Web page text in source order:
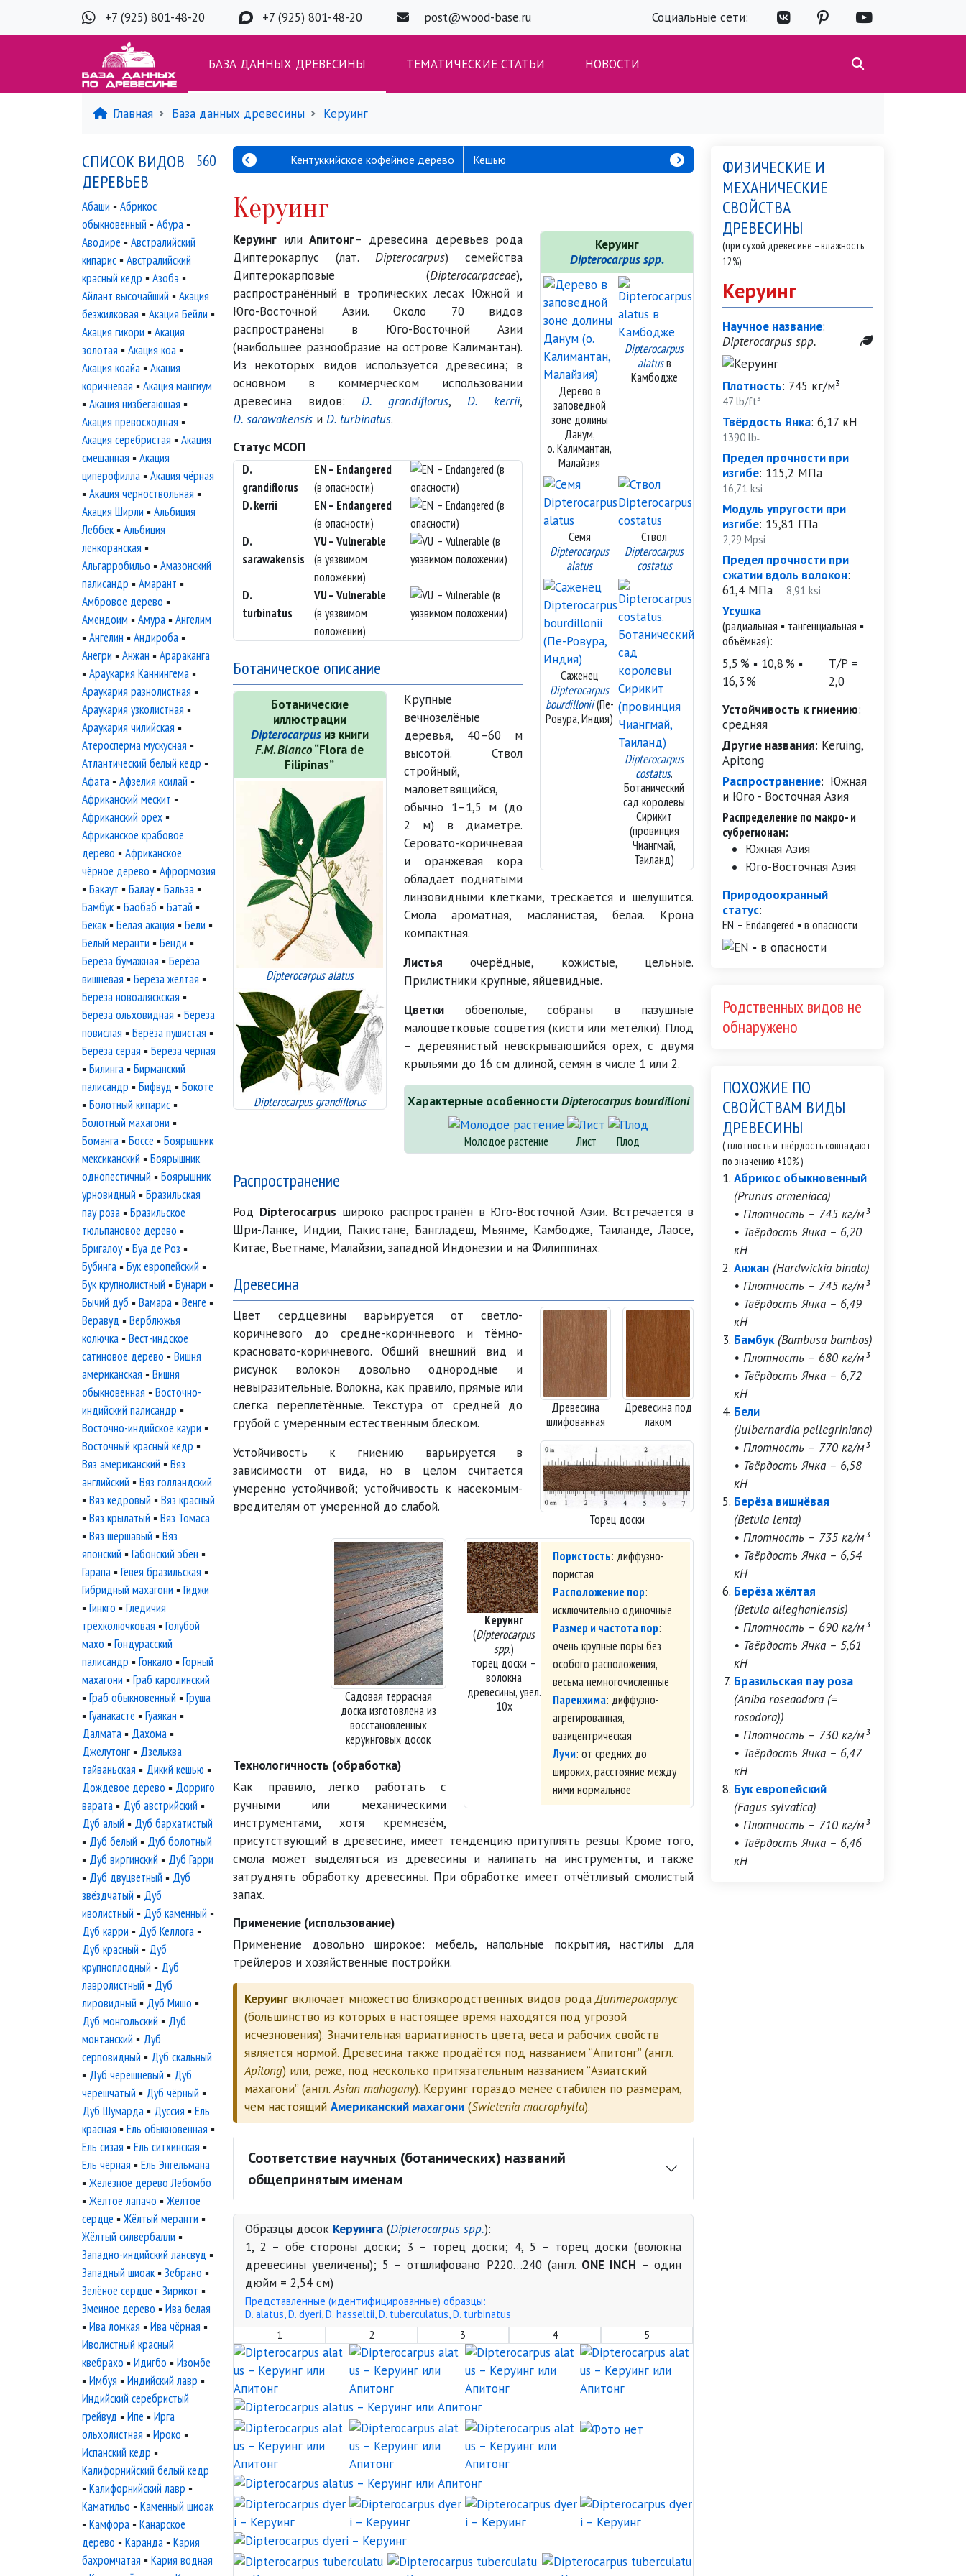
+7 (925) 801-48-20 +7 (925) 801-48-20 post@wood-base.ru Социальные сети:
БАЗА ДАННЫХ ДРЕВЕСИНЫ ТЕМАТИЧЕСКИЕ СТАТЬИ НОВОСТИ
Главная База данных древесины Керуинг
Кентуккийское кофейное дерево Кешью
Керуинг
Керуинг
Dipterocarpus spp.
Дерево в
заповедной
зоне долины
Данум,
о. Калимантан,
Малайзия
Dipterocarpus
alatusв
Камбодже
Семя
Dipterocarpus
alatus
Ствол
Dipterocarpus
costatus
Саженец
Dipterocarpus
bourdillonii(Пе-
Ровура, Индия)
Dipterocarpus
costatus.
Ботанический
сад королевы
Сирикит
(провинция
Чиангмай,
Таиланд)
Керуинг илиАпитонг– древесина деревьев рода
Диптерокарпус (лат.Dipterocarpus) семейства
Диптерокарповые (Dipterocarpaceae),
распространённый в тропических лесах Южной и
Юго-Восточной Азии. Около 70 видов
распространены в Юго-Восточной Азии
(наибольшее разнообразие на острове Калимантан).
Из некоторых видов используется древесина; в
основном в коммерческом использовании
древесина видов:D. grandiflorus,D. kerrii,
D. sarawakensis и D. turbinatus.
Статус МСОП
D.
grandiflorus
EN – Endangered
(в опасности)
D. kerrii
EN – Endangered
(в опасности)
D.
sarawakensis
VU – Vulnerable
(в уязвимом
положении)
D.
turbinatus
VU – Vulnerable
(в уязвимом
положении)
Ботаническое описание
Ботанические
иллюстрации
Dipterocarpusиз книги
F. M. Blanco“Flora de
Filipinas”
Dipterocarpus alatus
Dipterocarpus grandiflorus
Крупные
вечнозелёные
деревья, 40–60 м
высотой. Ствол
стройный,
маловетвящийся,
обычно 1–1,5 м (до
2 м) в диаметре.
Серовато-коричневая
и оранжевая кора
обладает поднятыми
линзовидными клетками, трескается и шелушится.
Смола ароматная, маслянистая, белая. Крона
компактная.
Листья очерёдные, кожистые, цельные.
Прилистники крупные, яйцевидные.
Цветкиобоеполые, собраны в пазушные
малоцветковые соцветия (кисти или метёлки). Плод
– деревянистый невскрывающийся орех, с двумя
крыльями до 16 см длиной, семян в числе 1 или 2.
Характерные особенностиDipterocarpus bourdilloni
Молодое растение Лист Плод
Распространение
Род Dipterocarpus широко распространён в Юго-Восточной Азии. Встречается в
Шри-Ланке, Индии, Пакистане, Бангладеш, Мьянме, Камбодже, Таиланде, Лаосе,
Китае, Вьетнаме, Малайзии, западной Индонезии и на Филиппинах.
Древесина
Древесина
шлифованная
Древесина под
лаком
Торец доски
Керуинг
(Dipterocarpus
spp.)
торец доски –
волокна
древесины, увел.
10х
Пористость: диффузно-
пористая
Расположение пор:
исключительно одиночные
Размер и частота пор:
очень крупные поры без
особого расположения,
весьма немногочисленные
Паренхима: диффузно-
агрегированная,
вазицентрическая
Лучи: от средних до
широких, расстояние между
ними нормальное
Садовая террасная
доска изготовлена из
восстановленных
керуинговых досок
Цвет сердцевины варьируется от светло-
коричневого до средне-коричневого и тёмно-
красновато-коричневого. Общий внешний вид и
рисунок волокон довольно однородные и
невыразительные. Волокна, как правило, прямые или
слегка переплетённые. Текстура от средней до
грубой с умеренным естественным блеском.
Устойчивость к гниению варьируется в
зависимости от вида, но в целом считается
умеренно устойчивой; устойчивость к насекомым-
вредителям от умеренной до слабой.
Технологичность (обработка)
Как правило, легко работать с
ручными или механическими
инструментами, хотя кремнезём,
присутствующий в древесине, имеет тенденцию притуплять резцы. Кроме того,
смола может выделяться из древесины и налипать на инструменты, и также
затруднять обработку древесины. При обработке имеет отчётливый смолистый
запах.
Применение (использование)
Применение довольно широкое: мебель, напольные покрытия, настилы для
трейлеров и хозяйственные постройки.
Керуинг включает множество близкородственных видов родаДиптерокарпус
(большинство из которых в настоящее время находятся под угрозой
исчезновения). Значительная вариативность цвета, веса и рабочих свойств
является нормой. Древесина также продаётся под названием “Апитонг” (англ.
Apitong) или, реже, под несколько притязательным названием “Азиатский
махагони” (англ.Asian mahogany). Керуинг гораздо менее стабилен по размерам,
чем настоящий Американский махагони (Swietenia macrophylla).
Соответствие научных (ботанических) названий
общепринятым именам
Образцы досок Керуинга (Dipterocarpus spp.):
1, 2 – обе стороны доски; 3 – торец доски; 4, 5 – торец доски (волокна
древесины увеличены); 5 – отшлифовано P220…240 (англ. ONE INCH – один
дюйм = 2,54 см)
Представленные (идентифицированные) образцы:
D. alatus, D. dyeri, D. hasseltii, D. tuberculatus, D. turbinatus
1
2 3 4 5
Dipterocarpus alatus – Керуинг или Апитонг
Dipterocarpus alatus – Керуинг или АпитонгDipterocarpus alatus – Керуинг или Апитонг
Dipterocarpus alatus – Керуинг или Апитонг
Dipterocarpus alatus – Керуинг или Апитонг
Dipterocarpus alatus – Керуинг или АпитонгDipterocarpus alatus – Керуинг или Апитонг
Dipterocarpus alatus – Керуинг или Апитонг
Dipterocarpus dyeri – КеруингDipterocarpus dyeri – КеруингDipterocarpus dyeri – Керуинг
Dipterocarpus dyeri – Керуинг
Dipterocarpus tuberculatus – КеруингDipterocarpus tuberculatus – Керуинг
СПИСОК ВИДОВ
ДЕРЕВЬЕВ
560
Абаши ▪Абрикос
обыкновенный ▪Абура ▪
Аводире ▪Австралийский
кипарис ▪Австралийский
красный кедр ▪Азобэ ▪
Айлант высочайший ▪Акация
безжилковая ▪Акация Бейли ▪
Акация гикори ▪Акация
золотая ▪Акация коа ▪
Акация коайа ▪Акация
коричневая ▪Акация мангиум
▪Акация низбегающая ▪
Акация превосходная ▪
Акация серебристая ▪Акация
смешанная ▪Акация
циперофилла ▪Акация чёрная
▪Акация черноствольная ▪
Акация Ширли ▪Альбиция
Леббек ▪Альбиция
ленкоранская ▪
Альгарробильо ▪Амазонский
палисандр ▪Амарант ▪
Амбровое дерево ▪
Амендоим ▪Амура ▪Ангелим
▪Ангелин ▪Андироба ▪
Анегри ▪Анжан ▪Арараканга
▪Араукария Каннингема ▪
Араукария разнолистная ▪
Араукария узколистная ▪
Араукария чилийская ▪
Атеросперма мускусная ▪
Атлантический белый кедр ▪
Афата ▪Афзелия ксилай ▪
Африканский мескит ▪
Африканский орех ▪
Африканское крабовое
дерево ▪Африканское
чёрное дерево ▪Афрормозия
▪Бакаут ▪Балау▪Бальза ▪
Бамбук ▪Баобаб ▪Батай ▪
Бекак ▪Белая акация ▪Бели ▪
Белый меранти ▪Бенди ▪
Берёза бумажная ▪Берёза
вишнёвая ▪Берёза жёлтая ▪
Берёза новоаляскская ▪
Берёза ольховидная ▪Берёза
повислая ▪Берёза пушистая ▪
Берёза серая ▪Берёза чёрная
▪Билинга ▪Бирманский
палисандр ▪Бифвуд ▪Бокоте
▪Болотный кипарис ▪
Болотный махагони ▪
Боманга ▪Боссе ▪Боярышник
мексиканский ▪Боярышник
однопестичный ▪Боярышник
урновидный ▪Бразильская
пау роза ▪Бразильское
тюльпановое дерево ▪
Бригалоу▪Буа де Роз ▪
Бубинга ▪Бук европейский ▪
Бук крупнолистный ▪Бунари ▪
Бычий дуб ▪Вамара ▪Венге ▪
Веравуд ▪Верблюжья
колючка ▪Вест-индское
сатиновое дерево ▪Вишня
американская ▪Вишня
обыкновенная ▪Восточно-
индийский палисандр ▪
Восточно-индийское каури ▪
Восточный красный кедр ▪
Вяз американский ▪Вяз
английский ▪Вяз голландский
▪Вяз кедровый ▪Вяз красный
▪Вяз крылатый ▪Вяз Томаса
▪Вяз шершавый ▪Вяз
японский ▪Габонский эбен ▪
Гарапа ▪Гевея бразильская ▪
Гибридный махагони ▪Гиджи
▪Гинкго ▪Гледичия
трёхколючковая ▪Голубой
махо ▪Гондурасский
палисандр ▪Гонкало ▪Горный
махагони ▪Граб каролинский
▪Граб обыкновенный ▪Груша
▪Гуанакасте ▪Гуаякан ▪
Далмата ▪ Дахома ▪
Джелутонг ▪ Дзельква
тайваньская ▪ Дикий кешью ▪
Дождевое дерево ▪ Дорриго
варата ▪ Дуб австрийский ▪
Дуб алый ▪ Дуб бархатистый
▪ Дуб белый ▪ Дуб болотный
▪ Дуб виргинский ▪ Дуб Гарри
▪ Дуб двуцветный ▪ Дуб
звёздчатый ▪ Дуб
иволистный ▪ Дуб каменный ▪
Дуб карри ▪ Дуб Келлога ▪
Дуб красный ▪ Дуб
крупноплодный ▪ Дуб
лавролистный ▪ Дуб
лировидный ▪ Дуб Мишо ▪
Дуб монгольский ▪ Дуб
монтанский ▪ Дуб
серповидный ▪ Дуб скальный
▪ Дуб черешневый ▪ Дуб
черешчатый ▪ Дуб чёрный ▪
Дуб Шумарда ▪ Дуссия ▪Ель
красная ▪Ель обыкновенная ▪
Ель сизая ▪Ель ситхинская ▪
Ель чёрная ▪Ель Энгельмана
▪Железное дерево Лебомбо
▪Жёлтое лапачо ▪Жёлтое
сердце ▪Жёлтый меранти ▪
Жёлтый силвербалли ▪
Западно-индийский лансвуд ▪
Западный шиоак ▪Зебрано ▪
Зелёное сердце ▪Зирикот ▪
Змеиное дерево ▪Ива белая
▪Ива ломкая ▪Ива чёрная ▪
Иволистный красный
квебрахо ▪Идигбо ▪Изомбе
▪Имбуя ▪Индийский лавр ▪
Индийский серебристый
грейвуд ▪Ипе ▪Ирга
ольхолистная ▪Ироко ▪
Испанский кедр ▪
Калифорнийский белый кедр
▪Калифорнийский лавр ▪
Каматильо ▪Каменный шиоак
▪Камфора ▪Канарское
дерево ▪Каранда ▪Кария
бахромчатая ▪Кария водная
ФИЗИЧЕСКИЕ И
МЕХАНИЧЕСКИЕ
СВОЙСТВА
ДРЕВЕСИНЫ
(при сухой древесине – влажность
12%)
Керуинг
Научное название:
Dipterocarpus spp.
Плотность: 745 кг/м³
47 lb/ft³
Твёрдость Янка: 6,17 кН
1390 lbf
Предел прочности при
изгибе: 115,2 МПа
16,71 ksi
Модуль упругости при
изгибе: 15,81 ГПа
2,29 Mpsi
Предел прочности при
сжатии вдоль волокон:
61,4 МПа 8,91 ksi
Усушка
(радиальная ▪ тангенциальная ▪
объёмная):
5,5 % ▪ 10,8 % ▪
16,3 %
Т/Р =
2,0
Устойчивость к гниению:
средняя
Другие названия: Keruing,
Apitong
Распространение: Южная
и Юго - Восточная Азия
Распределение по макро- и
субрегионам:
Южная Азия
Юго-Восточная Азия
Природоохранный
статус:
EN – Endangered ▪ в опасности
Родственных видов не
обнаружено
ПОХОЖИЕ ПО
СВОЙСТВАМ ВИДЫ
ДРЕВЕСИНЫ
( плотность и твёрдость совпадают
по значению ±10% )
Абрикос обыкновенный
(Prunus armeniaca)
• Плотность – 745 кг/м³
• Твёрдость Янка – 6,20
кН
Анжан (Hardwickia binata)
• Плотность – 745 кг/м³
• Твёрдость Янка – 6,49
кН
Бамбук (Bambusa bambos)
• Плотность – 680 кг/м³
• Твёрдость Янка – 6,72
кН
Бели
(Julbernardia pellegriniana)
• Плотность – 770 кг/м³
• Твёрдость Янка – 6,58
кН
Берёза вишнёвая
(Betula lenta)
• Плотность – 735 кг/м³
• Твёрдость Янка – 6,54
кН
Берёза жёлтая
(Betula alleghaniensis)
• Плотность – 690 кг/м³
• Твёрдость Янка – 5,61
кН
Бразильская пау роза
(Aniba roseaodora (=
rosodora))
• Плотность – 730 кг/м³
• Твёрдость Янка – 6,47
кН
Бук европейский
(Fagus sylvatica)
• Плотность – 710 кг/м³
• Твёрдость Янка – 6,46
кН